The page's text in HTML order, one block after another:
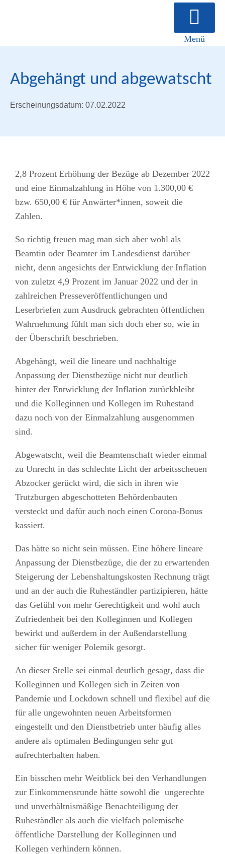
Menü
Abgehängt und abgewatscht
Erscheinungsdatum: 07.02.2022
2,8 Prozent Erhöhung der Bezüge ab Dezember 2022
und eine Einmalzahlung in Höhe von 1.300,00 €
bzw. 650,00 € für Anwärter*innen, soweit die
Zahlen.
So richtig freuen mag man sich aber wohl als
Beamtin oder Beamter im Landesdienst darüber
nicht, denn angesichts der Entwicklung der Inflation
von zuletzt 4,9 Prozent im Januar 2022 und der in
zahlreichen Presseveröffentlichungen und
Leserbriefen zum Ausdruck gebrachten öffentlichen
Wahrnehmung fühlt man sich doch eher so, wie in
der Überschrift beschrieben.
Abgehängt, weil die lineare und nachhaltige
Anpassung der Dienstbezüge nicht nur deutlich
hinter der Entwicklung der Inflation zurückbleibt
und die Kolleginnen und Kollegen im Ruhestand
dazu noch von der Einmalzahlung ausgenommen
sind.
Abgewatscht, weil die Beamtenschaft wieder einmal
zu Unrecht in das schlechte Licht der arbeitsscheuen
Abzocker gerückt wird, die sich in ihren wie
Trutzburgen abgeschotteten Behördenbauten
versteckt und dafür auch noch einen Corona-Bonus
kassiert.
Das hätte so nicht sein müssen. Eine höhere lineare
Anpassung der Dienstbezüge, die der zu erwartenden
Steigerung der Lebenshaltungskosten Rechnung trägt
und an der auch die Ruheständler partizipieren, hätte
das Gefühl von mehr Gerechtigkeit und wohl auch
Zufriedenheit bei den Kolleginnen und Kollegen
bewirkt und außerdem in der Außendarstellung
sicher für weniger Polemik gesorgt.
An dieser Stelle sei einmal deutlich gesagt, dass die
Kolleginnen und Kollegen sich in Zeiten von
Pandemie und Lockdown schnell und flexibel auf die
für alle ungewohnten neuen Arbeitsformen
eingestellt und den Dienstbetrieb unter häufig alles
andere als optimalen Bedingungen sehr gut
aufrechterhalten haben.
Ein bisschen mehr Weitblick bei den Verhandlungen
zur Einkommensrunde hätte sowohl die ungerechte
und unverhältnismäßige Benachteiligung der
Ruheständler als auch die vielfach polemische
öffentliche Darstellung der Kolleginnen und
Kollegen verhindern können.